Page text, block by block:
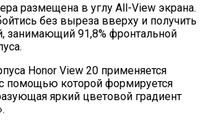
Приключенческого Туризма
В Америке Алмаз Весом 7.46
размещена в углу All-View экрана.
без выреза вверху и получить
занимающий 91,8% фронтальной
Honor View 20 применяется
помощью которой формируется
яркий цветовой градиент